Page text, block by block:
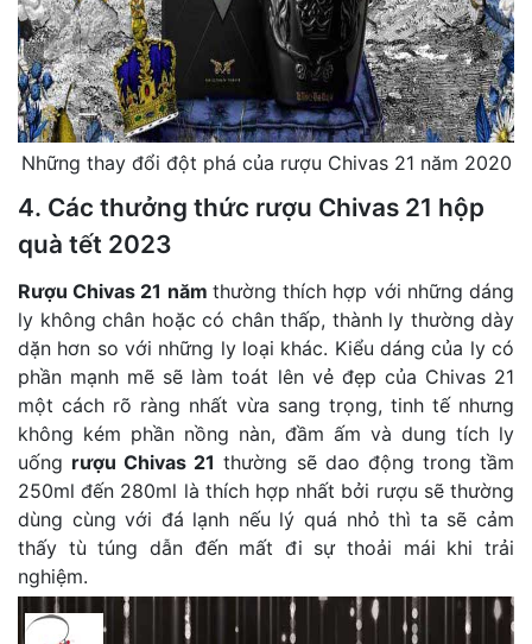
Những thay đổi đột phá của rượu Chivas 21 năm 2020
4. Các thưởng thức rượu Chivas 21 hộp
quà tết 2023
Rượu Chivas 21 năm thường thích hợp với những dáng
ly không chân hoặc có chân thấp, thành ly thường dày
dặn hơn so với những ly loại khác. Kiểu dáng của ly có
phần mạnh mẽ sẽ làm toát lên vẻ đẹp của Chivas 21
một cách rõ ràng nhất vừa sang trọng, tinh tế nhưng
không kém phần nồng nàn, đầm ấm và dung tích ly
uống rượu Chivas 21 thường sẽ dao động trong tầm
250ml đến 280ml là thích hợp nhất bởi rượu sẽ thường
dùng cùng với đá lạnh nếu lý quá nhỏ thì ta sẽ cảm
thấy tù túng dẫn đến mất đi sự thoải mái khi trải
nghiệm.